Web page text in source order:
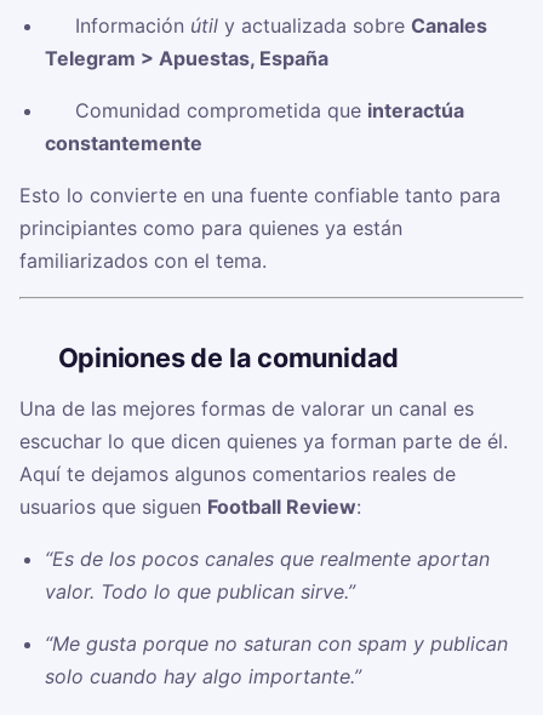
✅ Información útily actualizada sobre Canales
Telegram > Apuestas, España
✅ Comunidad comprometida que interactúa
constantemente
Esto lo convierte en una fuente confiable tanto para
principiantes como para quienes ya están
familiarizados con el tema.
Opiniones de la comunidad
Una de las mejores formas de valorar un canal es
escuchar lo que dicen quienes ya forman parte de él.
Aquí te dejamos algunos comentarios reales de
usuarios que siguen Football Review:
“Es de los pocos canales que realmente aportan
valor. Todo lo que publican sirve.”
“Me gusta porque no saturan con spam y publican
solo cuando hay algo importante.”